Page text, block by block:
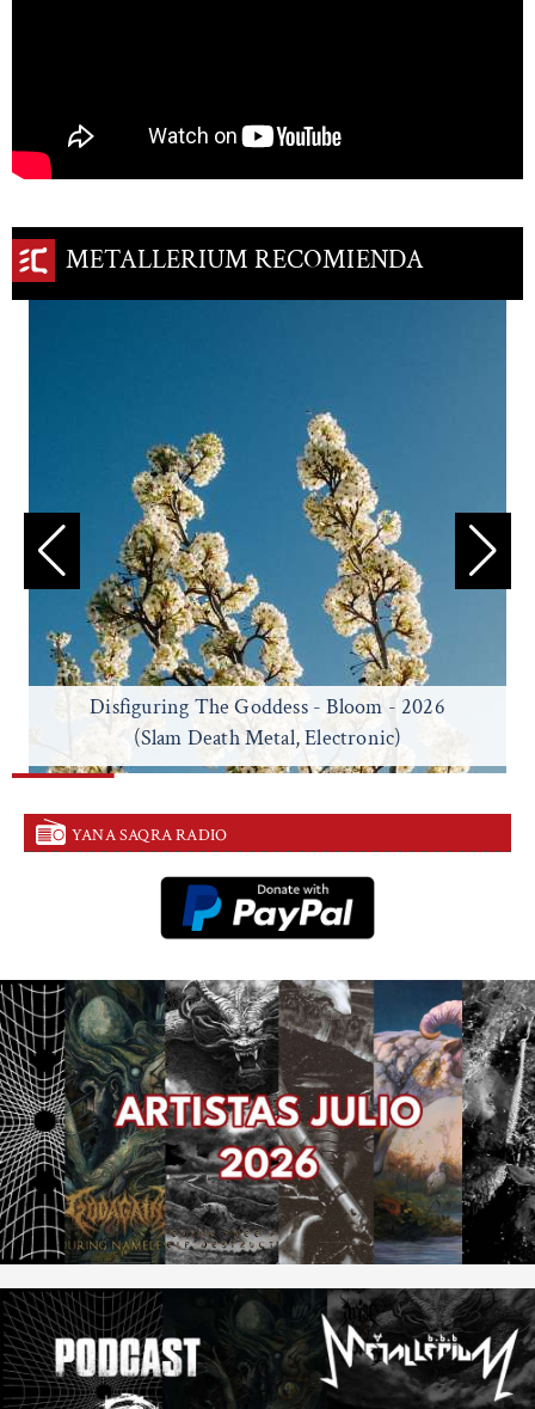
METALLERIUM RECOMIENDA
Disfiguring The Goddess - Bloom - 2026
(Slam Death Metal, Electronic)
YANA SAQRA RADIO